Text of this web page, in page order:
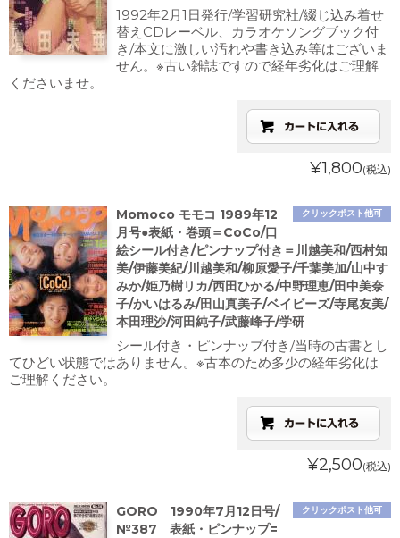
1992年2月1日発行/学習研究社/綴じ込み着せ
替えCDレーベル、カラオケソングブック付
き/本文に激しい汚れや書き込み等はございま
せん。※古い雑誌ですので経年劣化はご理解
くださいませ。
¥1,800(税込)
クリックポスト他可
Momoco モモコ 1989年12
月号●表紙・巻頭＝CoCo/口
絵シール付き/ピンナップ付き＝川越美和/西村知
美/伊藤美紀/川越美和/柳原愛子/千葉美加/山中す
みか/姫乃樹リカ/西田ひかる/中野理恵/田中美奈
子/かいはるみ/田山真美子/ベイビーズ/寺尾友美/
本田理沙/河田純子/武藤峰子/学研
シール付き・ピンナップ付き/当時の古書とし
てひどい状態ではありません。※古本のため多少の経年劣化は
ご理解ください。
¥2,500(税込)
クリックポスト他可
GORO 1990年7月12日号/
№387 表紙・ピンナップ=